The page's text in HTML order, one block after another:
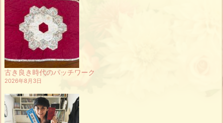
古き良き時代のパッチワーク
2026年8月3日